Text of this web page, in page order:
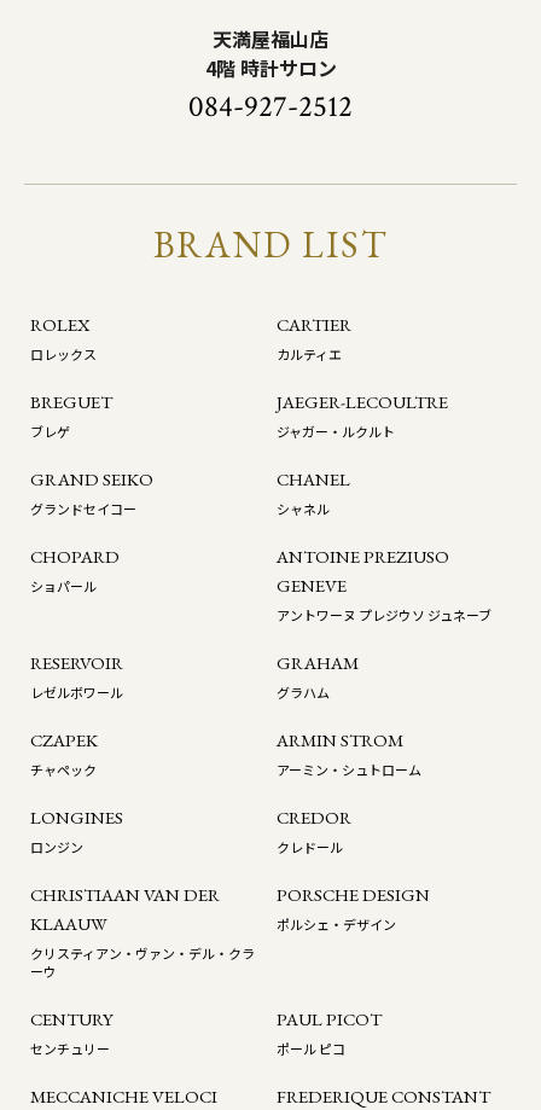
天満屋福山店
4階 時計サロン
084-927-2512
BRAND LIST
ROLEX
ロレックス
CARTIER
カルティエ
BREGUET
ブレゲ
JAEGER-LECOULTRE
ジャガー・ルクルト
GRAND SEIKO
グランドセイコー
CHANEL
シャネル
CHOPARD
ショパール
ANTOINE PREZIUSO
GENEVE
アントワーヌ プレジウソ ジュネーブ
RESERVOIR
レゼルボワール
GRAHAM
グラハム
CZAPEK
チャペック
ARMIN STROM
アーミン・シュトローム
LONGINES
ロンジン
CREDOR
クレドール
CHRISTIAAN VAN DER
KLAAUW
クリスティアン・ヴァン・デル・クラ
ーウ
PORSCHE DESIGN
ポルシェ・デザイン
CENTURY
センチュリー
PAUL PICOT
ポール ピコ
MECCANICHE VELOCI FREDERIQUE CONSTANT